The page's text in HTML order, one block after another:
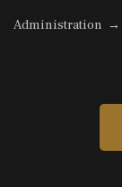
Administration →